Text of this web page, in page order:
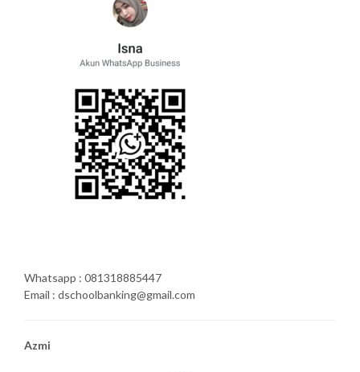
Whatsapp : 081318885447
Email : dschoolbanking@gmail.com
Azmi